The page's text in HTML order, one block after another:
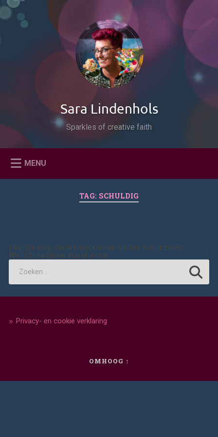
Naar
inhoud
Zoeken
Sara Lindenhols
Sparkles of creative faith
MENU
TAG: SCHULDIG
Het lijkt erop dat wij niet kunnen vinden wat jij zoekt.
Wellicht helpt de zoekfunctie.
Privacy- en cookie verklaring
OMHOOG ↑